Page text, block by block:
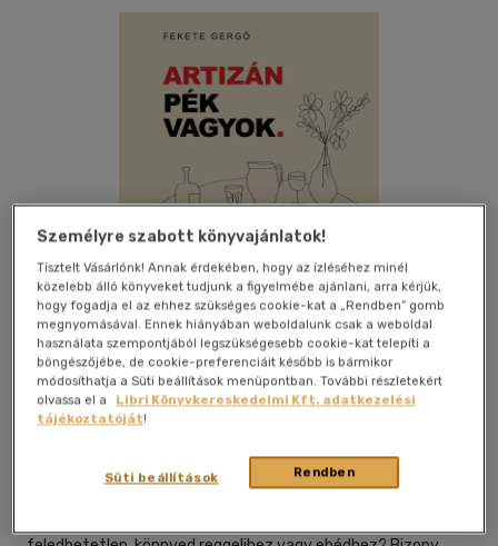
Kívánságlistához adom Megosztom
2026|magyar nyelvű keménytábla
Személyre szabott könyvajánlatok!
Tisztelt Vásárlónk! Annak érdekében, hogy az ízléséhez minél
közelebb álló könyveket tudjunk a figyelmébe ajánlani, arra kérjük,
hogy fogadja el az ehhez szükséges cookie-kat a „Rendben” gomb
megnyomásával. Ennek hiányában weboldalunk csak a weboldal
használata szempontjából legszükségesebb cookie-kat telepíti a
böngészőjébe, de cookie-preferenciáit később is bármikor
módosíthatja a Süti beállítások menüpontban. További részletekért
olvassa el a
Libri Könyvkereskedelmi Kft. adatkezelési
tájékoztatóját!
Rendben
Süti beállítások